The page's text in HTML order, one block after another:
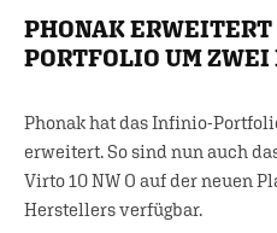
PHONAK
PORTFOLIO UM
Phonak hat das Infinio-
erweitert. So sind nun auch
Virto 10 NW O auf der neuen
Herstellers verfügbar.